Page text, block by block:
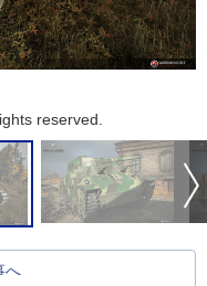
reserved.
へ